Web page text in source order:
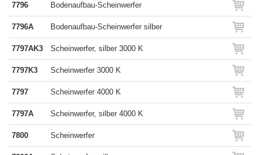
7796 Bodenaufbau-Scheinwerfer
7796A Bodenaufbau-Scheinwerfer silber
7797AK3 Scheinwerfer, silber 3000 K
7797K3 Scheinwerfer 3000 K
7797 Scheinwerfer 4000 K
7797A Scheinwerfer, silber 4000 K
7800 Scheinwerfer